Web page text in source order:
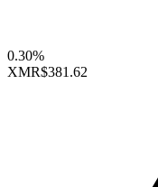
0.30%
XMR$381.62